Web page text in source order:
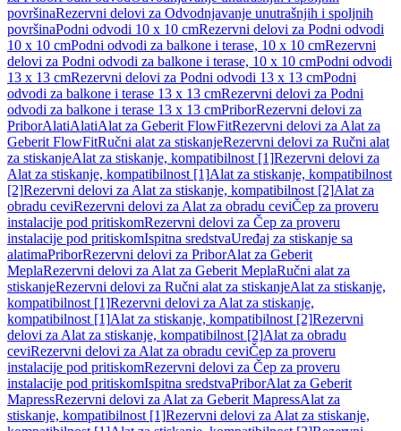
površinaRezervni delovi za Odvodnjavanje unutrašnjih i spoljnih
površinaPodni odvodi 10 x 10 cmRezervni delovi za Podni odvodi
10 x 10 cmPodni odvodi za balkone i terase, 10 x 10 cmRezervni
delovi za Podni odvodi za balkone i terase, 10 x 10 cmPodni odvodi
13 x 13 cmRezervni delovi za Podni odvodi 13 x 13 cmPodni
odvodi za balkone i terase 13 x 13 cmRezervni delovi za Podni
odvodi za balkone i terase 13 x 13 cmPriborRezervni delovi za
PriborAlatiAlatiAlat za Geberit FlowFitRezervni delovi za Alat za
Geberit FlowFitRučni alat za stiskanjeRezervni delovi za Ručni alat
za stiskanjeAlat za stiskanje, kompatibilnost [1]Rezervni delovi za
Alat za stiskanje, kompatibilnost [1]Alat za stiskanje, kompatibilnost
[2]Rezervni delovi za Alat za stiskanje, kompatibilnost [2]Alat za
obradu ceviRezervni delovi za Alat za obradu ceviČep za proveru
instalacije pod pritiskomRezervni delovi za Čep za proveru
instalacije pod pritiskomIspitna sredstvaUređaj za stiskanje sa
alatimaPriborRezervni delovi za PriborAlat za Geberit
MeplaRezervni delovi za Alat za Geberit MeplaRučni alat za
stiskanjeRezervni delovi za Ručni alat za stiskanjeAlat za stiskanje,
kompatibilnost [1]Rezervni delovi za Alat za stiskanje,
kompatibilnost [1]Alat za stiskanje, kompatibilnost [2]Rezervni
delovi za Alat za stiskanje, kompatibilnost [2]Alat za obradu
ceviRezervni delovi za Alat za obradu ceviČep za proveru
instalacije pod pritiskomRezervni delovi za Čep za proveru
instalacije pod pritiskomIspitna sredstvaPriborAlat za Geberit
MapressRezervni delovi za Alat za Geberit MapressAlat za
stiskanje, kompatibilnost [1]Rezervni delovi za Alat za stiskanje,